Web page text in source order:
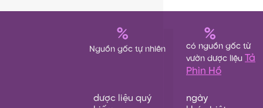
%
Nguồn gốc tự nhiên
%
có nguồn gốc từ
vườn dược liệu Tả
Phìn Hồ
dược liệu quý
ngày